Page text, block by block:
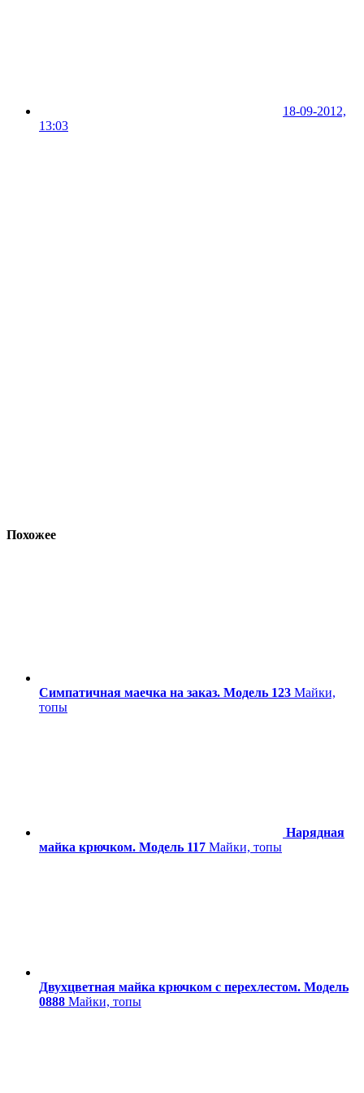
18-09-2012,
13:03
Похожее
Симпатичная маечка на заказ. Модель 123 Майки,
топы
Нарядная
майка крючком. Модель 117 Майки, топы
Двухцветная майка крючком с перехлестом. Модель
0888 Майки, топы